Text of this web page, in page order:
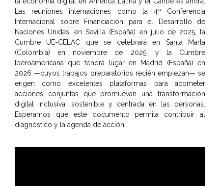
Las reuniones internaciones como la 4ª Conferencia
Internacional sobre Financiación para el Desarrollo de
Naciones Unidas, en Sevilla (España) en julio de 2025, la
Cumbre UE-CELAC que se celebrará en Santa Marta
(Colombia) en noviembre de 2025, y la Cumbre
Iberoamericana que tendrá lugar en Madrid (España) en
2026 —cuyos trabajos preparatorios recién empiezan— se
erigen como excelentes plataformas para acometer
acciones conjuntas que promuevan una transformación
digital inclusiva, sostenible y centrada en las personas.
Esperamos que este documento permita contribuir al
diagnóstico y la agenda de acción.